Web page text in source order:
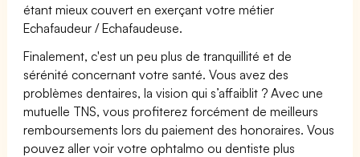
étant mieux couvert en exerçant votre métier
Echafaudeur / Echafaudeuse.
Finalement, c'est un peu plus de tranquillité et de
sérénité concernant votre santé. Vous avez des
problèmes dentaires, la vision qui s’affaiblit ? Avec une
mutuelle TNS, vous profiterez forcément de meilleurs
remboursements lors du paiement des honoraires. Vous
pouvez aller voir votre ophtalmo ou dentiste plus